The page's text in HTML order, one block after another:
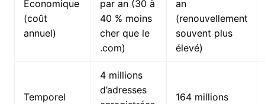
Économique
(coût
annuel)
par an (30 à
40 % moins
cher que le
.com)
an
(renouvellement
souvent plus
élevé)
Temporel
4 millions
d’adresses
164 millions